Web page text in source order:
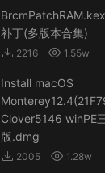
补丁(多版本合集)
2216 1.55w
Install macOS
Clover5146 winPE
版.dmg
2005 1.28w